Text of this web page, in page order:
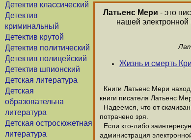
Детектив классический
Детектив
криминальный
Детектив крутой
Детектив политический
Детектив полицейский
Детектив шпионский
Детская литература
Детская
образовательна
литература
Детская остросюжетная
литература
Латьенс Мери - это
нашей
Жизнь и смерть
Книги Латьенс Мери
книги писателя Латьенс
Надеемся, что от
потрачено зря.
Если кто-либо
администрация